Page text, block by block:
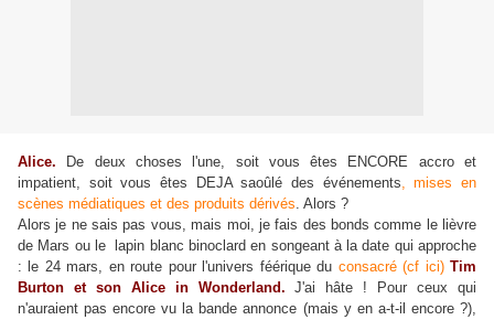
Alice. De deux choses l'une, soit vous êtes ENCORE accro et
impatient, soit vous êtes DEJA saoûlé des événements, mises en
scènes médiatiques et des produits dérivés. Alors ?
Alors je ne sais pas vous, mais moi, je fais des bonds comme le lièvre
de Mars ou le lapin blanc binoclard en songeant à la date qui approche
: le 24 mars, en route pour l'univers féérique du consacré (cf ici) Tim
Burton et son Alice in Wonderland. J'ai hâte ! Pour ceux qui
n'auraient pas encore vu la bande annonce (mais y en a-t-il encore ?),